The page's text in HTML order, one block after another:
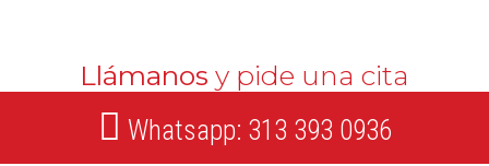
Llámanos y pide una cita
Whatsapp: 313 393 0936